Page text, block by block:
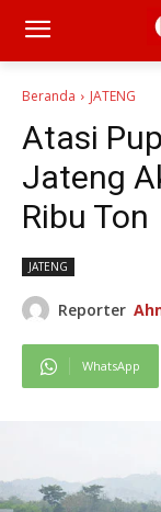
Beranda JATENG
Atasi
Jateng
Ribu Ton
JATENG
Reporter
WhatsApp